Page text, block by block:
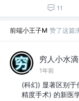
11
前端小王子M 赞了这篇
穷人小水滴
1年前
(科幻) 显著区别
精度手术) 的新医